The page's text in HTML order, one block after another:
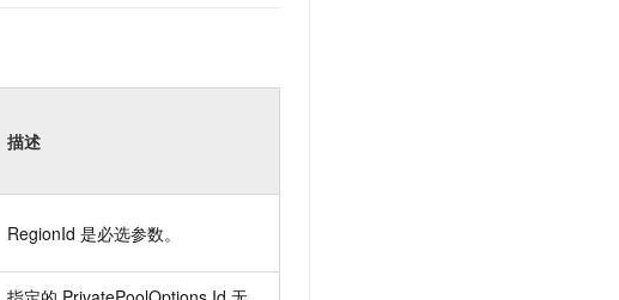
描述
RegionId 是必选参数。